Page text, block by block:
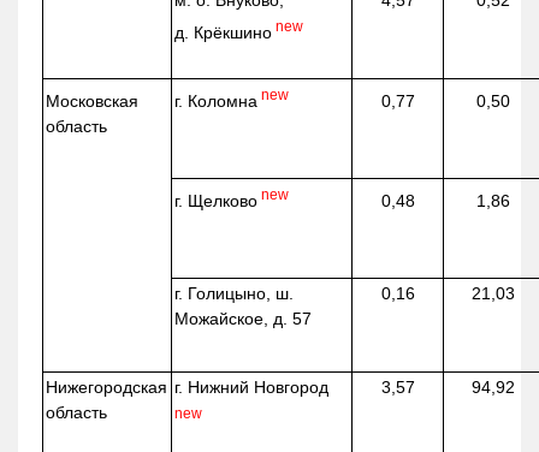
д. Крёкшино new
Московская
область
г. Коломна new 0,77 0,50
г. Щелково new 0,48 1,86
г. Голицыно, ш.
Можайское, д. 57
0,16 21,03
Нижегородская
область
г. Нижний Новгород
new
3,57 94,92